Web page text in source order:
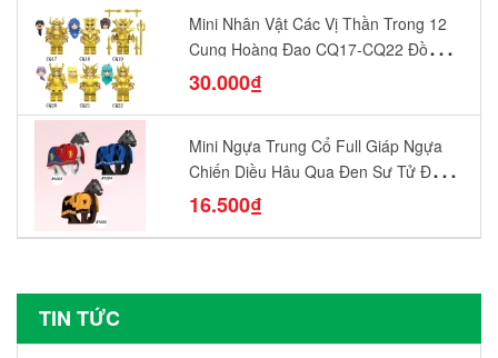
Mini Nhân Vật Các Vị Thần Trong 12
Cung Hoàng Đạo CQ17-CQ22 Đồ
Chơi Lắp Ráp Mô Hình Yêu Thích
30.000₫
Mini Ngựa Trung Cổ Full Giáp Ngựa
Chiến Diều Hâu Quạ Đen Sư Tử Đỏ
N1003 - N1005 Đồ Chơi Lắp Ráp Mô
Hình Nhân Vật
16.500₫
TIN TỨC